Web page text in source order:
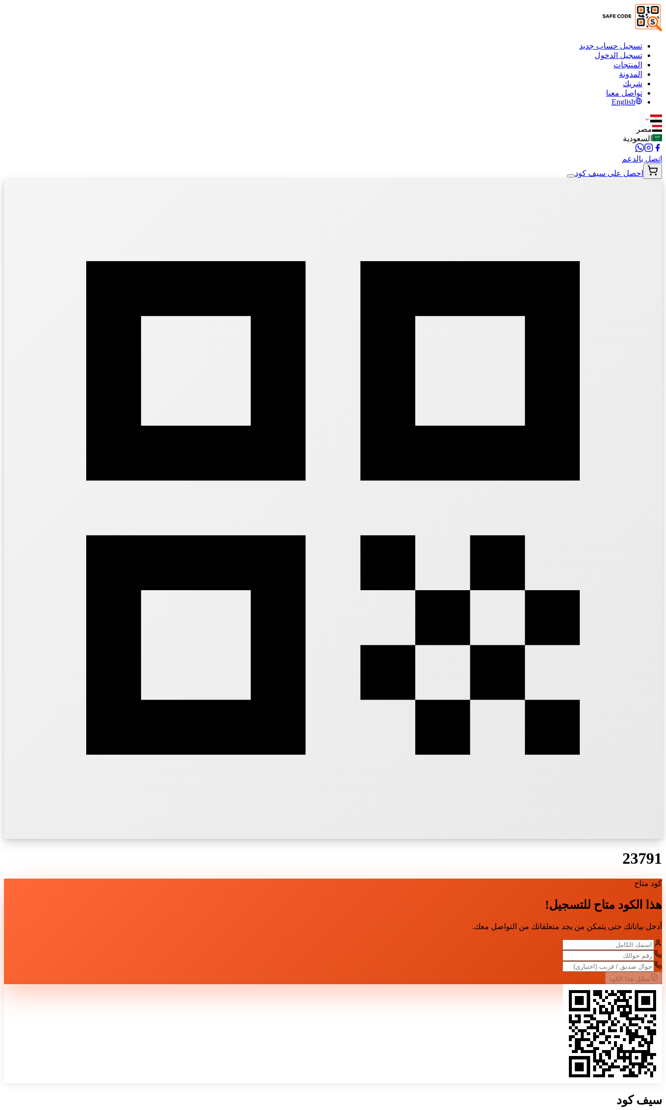
تسجيل حساب جديد
تسجيل الدخول
المنتجات
المدونة
شريك
تواصل معنا
English
مصر
السعودية
اتصل بالدعم
احصل على سيف كود
23791
كود متاح
هذا الكود متاح للتسجيل!
أدخل بياناتك حتى يتمكن من يجد متعلقاتك من التواصل معك.
سجّل هذا الكود
سيفكود